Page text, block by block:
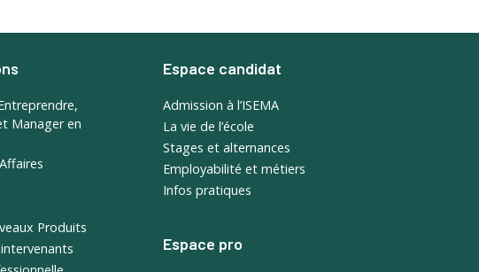
Manager en
Produits
Espace candidat
Admission à l’ISEMA
La vie de l’école
Stages et alternances
Employabilité et métiers
Infos pratiques
Espace pro